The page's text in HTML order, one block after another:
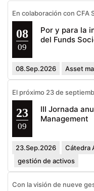
En colaboración con CFA
08
09
Por y para la
del Funds
08.Sep.2026 Asset
El próximo 23 de
23
09
III Jornada
Management
23.Sep.2026
Cátedra
gestión de activos
Con la visión de nueve